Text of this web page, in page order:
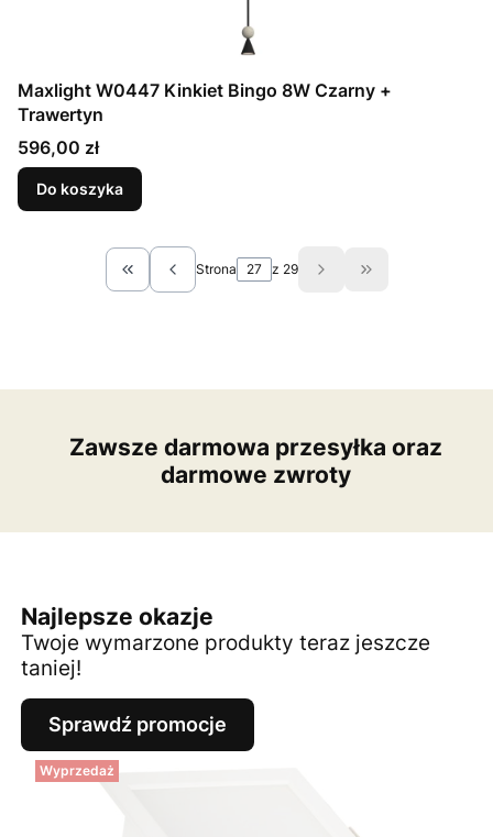
Maxlight W0447 Kinkiet Bingo 8W Czarny +
Trawertyn
Cena
596,00 zł
Do koszyka
Wróć do pierwszej strony z produktami
Strona z 29 Przejdź do
Zawsze darmowa przesyłka oraz
darmowe zwroty
Najlepsze okazje
Twoje wymarzone produkty teraz jeszcze
taniej!
Sprawdź promocje
Wyprzedaż